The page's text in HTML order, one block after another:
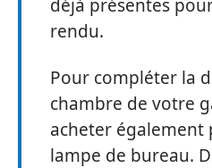
déjà présentes
rendu.
Pour compléter la
chambre de votre
acheter également
lampe de bureau.